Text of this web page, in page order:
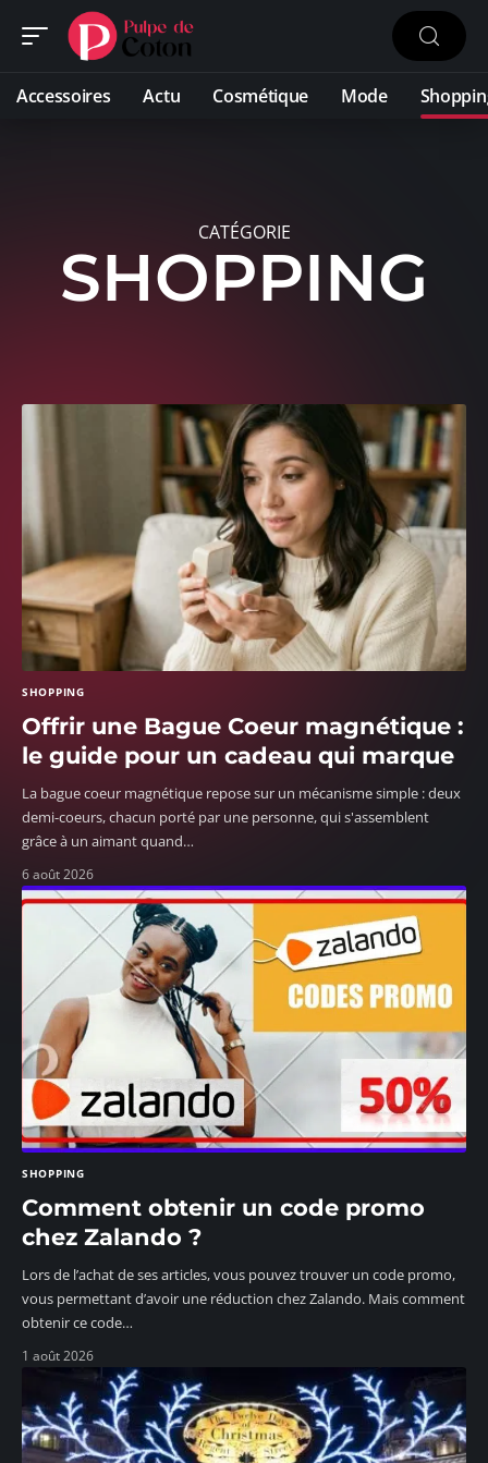
Accessoires Actu Cosmétique Mode
CATÉGORIE
SHOPPING
SHOPPING
Offrir une Bague Coeur magnétique :
le guide pour un cadeau qui marque
La bague coeur magnétique repose sur un mécanisme simple : deux
demi-coeurs, chacun porté par une personne, qui s'assemblent
grâce à un aimant quand…
6 août 2026
SHOPPING
Comment obtenir un code promo
chez Zalando ?
Lors de l’achat de ses articles, vous pouvez trouver un code promo,
vous permettant d’avoir une réduction chez Zalando. Mais comment
obtenir ce code…
1 août 2026